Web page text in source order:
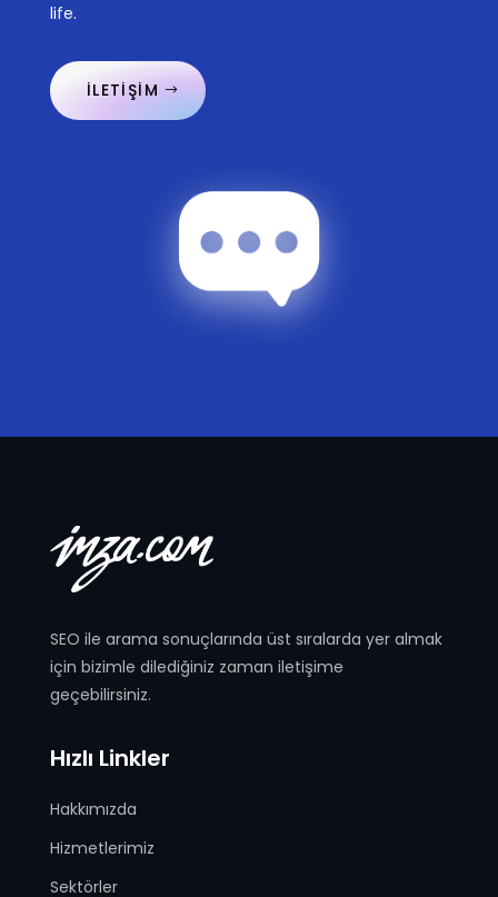
life.
İLETİŞİM
SEO ile arama sonuçlarında üst sıralarda yer almak
için bizimle dilediğiniz zaman iletişime
geçebilirsiniz.
Hızlı Linkler
Hakkımızda
Hizmetlerimiz
Sektörler